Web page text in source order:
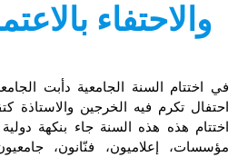
والاحتفاء
في اختتام السنة الجامعية دأبت
احتفال تكرم فيه الخرجين والاستاذة
اختتام هذه هذه السنة جاء بنكهة
مؤسسات، إعلاميون، فنّانون،